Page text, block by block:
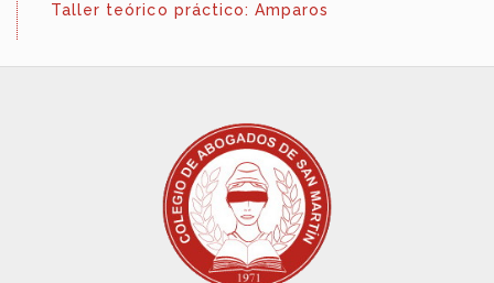
Taller teórico práctico: Amparos